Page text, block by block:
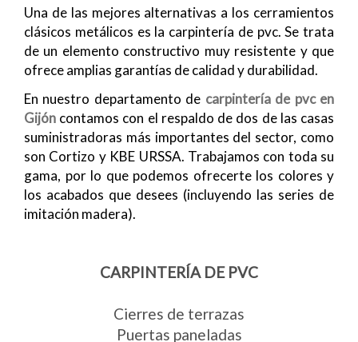
Una de las mejores alternativas a los cerramientos
clásicos metálicos es la carpintería de pvc. Se trata
de un elemento constructivo muy resistente y que
ofrece amplias garantías de calidad y durabilidad.
En nuestro departamento de carpintería de pvc en
Gijón contamos con el respaldo de dos de las casas
suministradoras más importantes del sector, como
son Cortizo y KBE URSSA. Trabajamos con toda su
gama, por lo que podemos ofrecerte los colores y
los acabados que desees (incluyendo las series de
imitación madera).
CARPINTERÍA DE PVC
Cierres de terrazas
Puertas paneladas